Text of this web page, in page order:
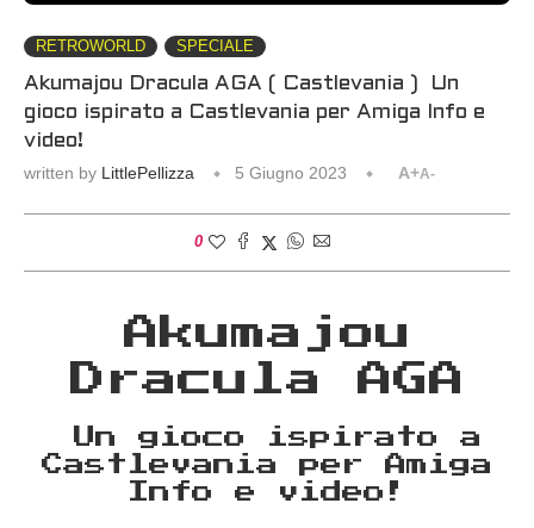
RETROWORLD SPECIALE
Akumajou Dracula AGA ( Castlevania ) Un
gioco ispirato a Castlevania per Amiga Info e
video!
written by LittlePellizza 5 Giugno 2023 A+A-
0
Akumajou
Dracula AGA
Un gioco ispirato a
Castlevania per Amiga
Info e video!